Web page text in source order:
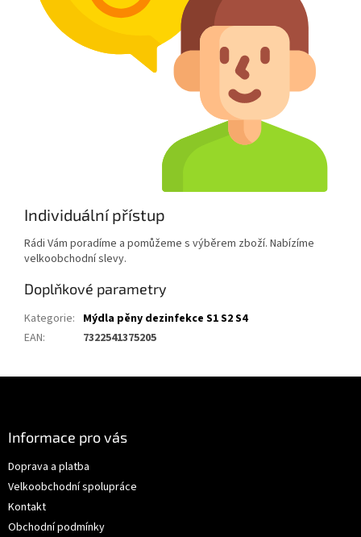
Individuální přístup
Rádi Vám poradíme a pomůžeme s výběrem zboží. Nabízíme
velkoobchodní slevy.
Doplňkové parametry
Kategorie: Mýdla pěny dezinfekce S1 S2 S4
EAN: 7322541375205
Informace pro vás
Doprava a platba
Velkoobchodní spolupráce
Kontakt
Obchodní podmínky